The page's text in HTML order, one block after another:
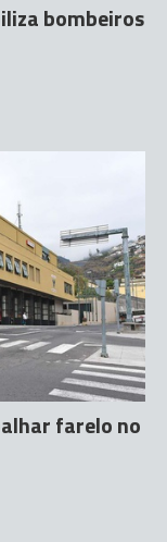
bombeiros
farelo no